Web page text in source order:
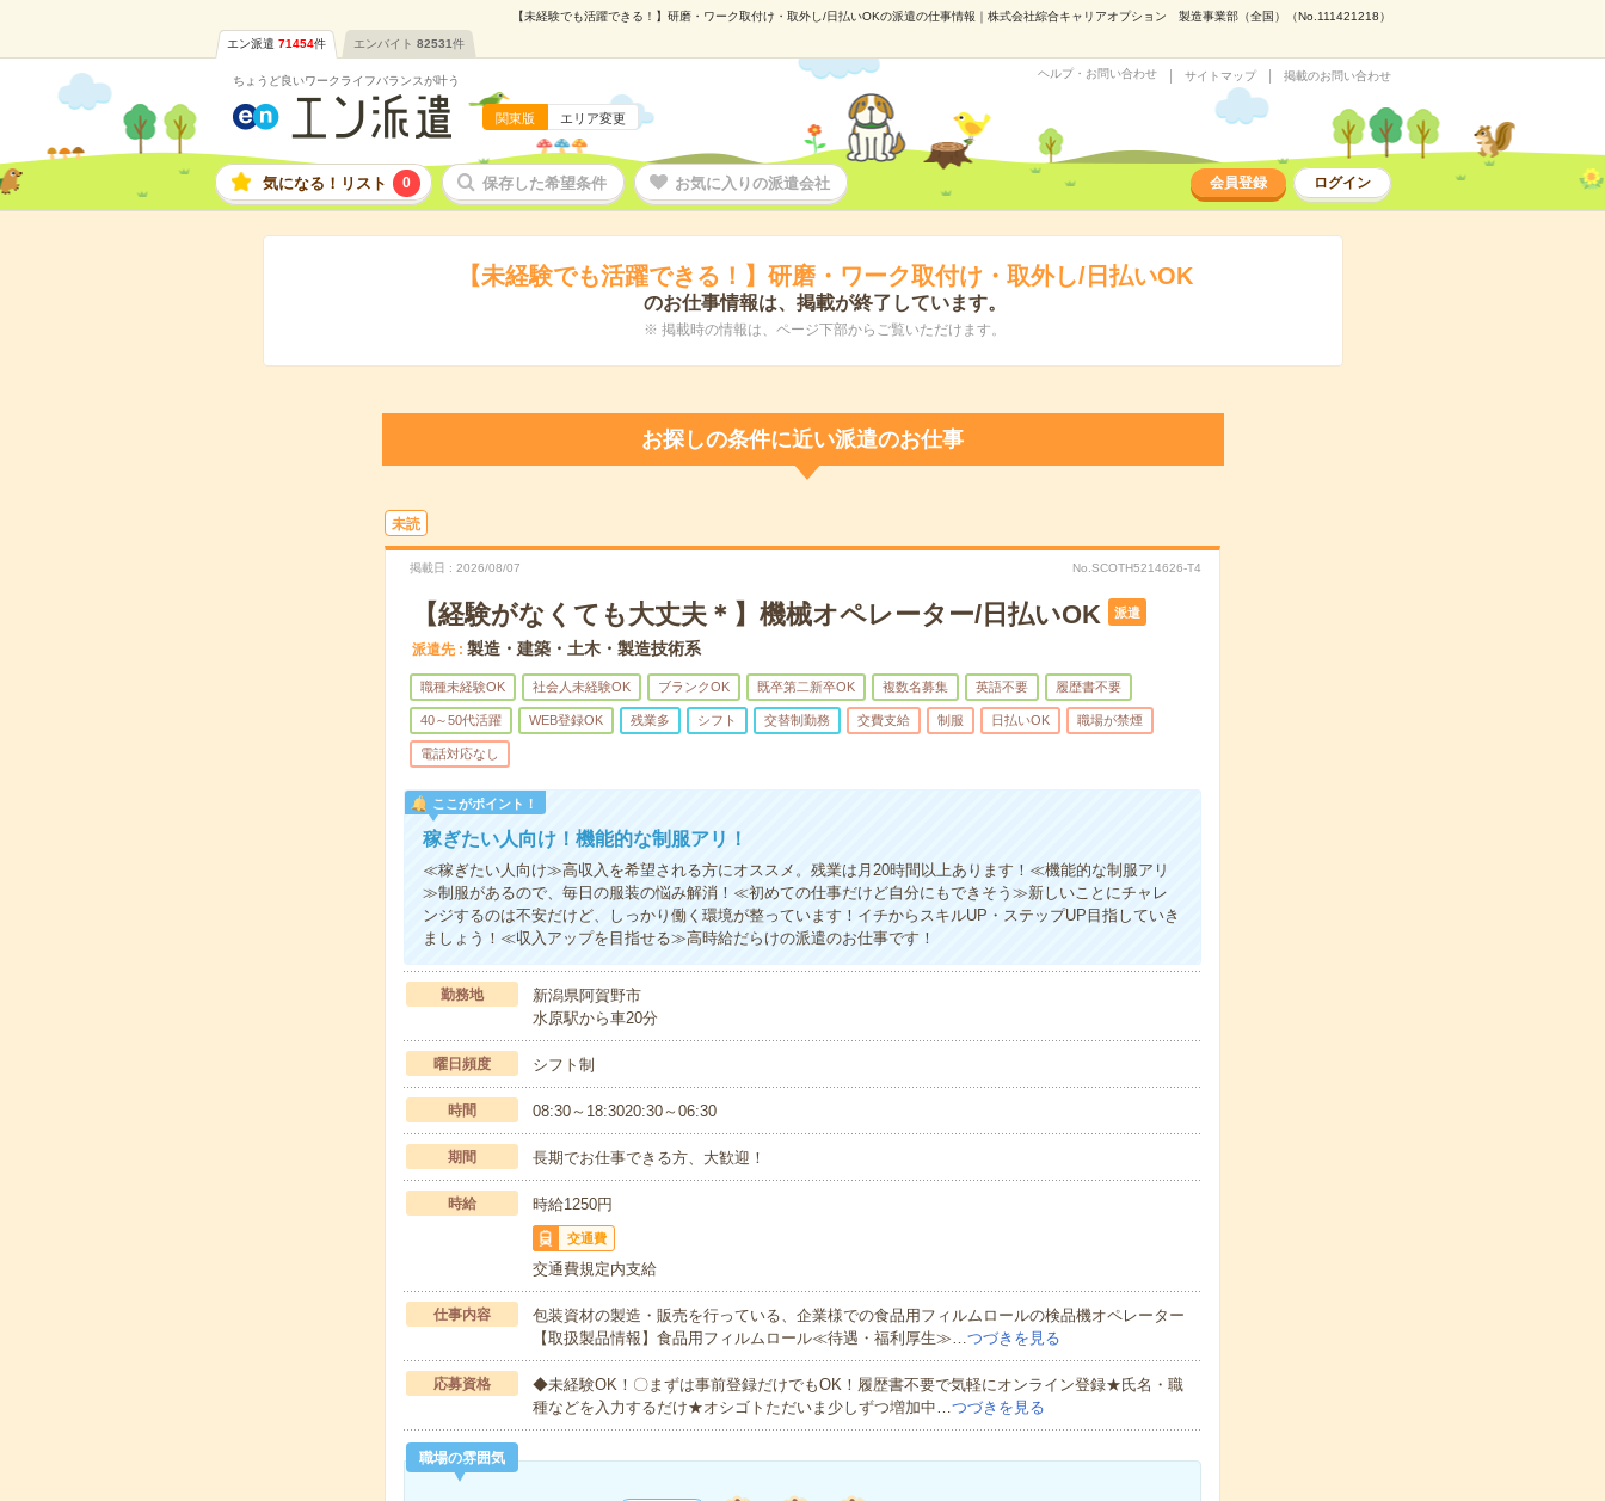
【未経験でも活躍できる！】研磨・ワーク取付け・取外し/日払いOKの派遣の仕事情報｜株式会社綜合キャリアオプション 製造事業部（全国）（No.111421218）
エン派遣 71454件 エンバイト 82531件
ちょうど良いワークライフバランスが叶う
関東版 エリア変更
ヘルプ・お問い合わせ サイトマップ 掲載のお問い合わせ
気になる！リスト 0 保存した希望条件 お気に入りの派遣会社 会員登録 ログイン
【未経験でも活躍できる！】研磨・ワーク取付け・取外し/日払いOK
のお仕事情報は、掲載が終了しています。
※ 掲載時の情報は、ページ下部からご覧いただけます。
お探しの条件に近い派遣のお仕事
未読
掲載日 2026/08/07 No.SCOTH5214626-T4
【経験がなくても大丈夫＊】機械オペレーター/日払いOK 派遣
派遣先 製造・建築・土木・製造技術系
職種未経験OK 社会人未経験OK ブランクOK 既卒第二新卒OK 複数名募集 英語不要 履歴書不要
40～50代活躍 WEB登録OK 残業多 シフト 交替制勤務 交費支給 制服 日払いOK 職場が禁煙
電話対応なし
ここがポイント！
稼ぎたい人向け！機能的な制服アリ！
≪稼ぎたい人向け≫高収入を希望される方にオススメ。残業は月20時間以上あります！≪機能的な制服アリ
≫制服があるので、毎日の服装の悩み解消！≪初めての仕事だけど自分にもできそう≫新しいことにチャレ
ンジするのは不安だけど、しっかり働く環境が整っています！イチからスキルUP・ステップUP目指していき
ましょう！≪収入アップを目指せる≫高時給だらけの派遣のお仕事です！
勤務地
新潟県阿賀野市
水原駅から車20分
曜日頻度 シフト制
時間 08:30～18:3020:30～06:30
期間 長期でお仕事できる方、大歓迎！
時給 時給1250円
交通費
交通費規定内支給
仕事内容
包装資材の製造・販売を行っている、企業様での食品用フィルムロールの検品機オペレーター
【取扱製品情報】食品用フィルムロール≪待遇・福利厚生≫…つづきを見る
応募資格
◆未経験OK！〇まずは事前登録だけでもOK！履歴書不要で気軽にオンライン登録★氏名・職
種などを入力するだけ★オシゴトただいま少しずつ増加中…つづきを見る
職場の雰囲気